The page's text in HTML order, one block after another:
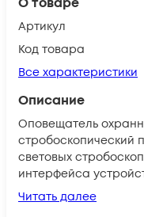
Артикул
Код товара
Все характеристики
Описание
Оповещатель
стробоскопический
световых
интерфейса
Читать далее